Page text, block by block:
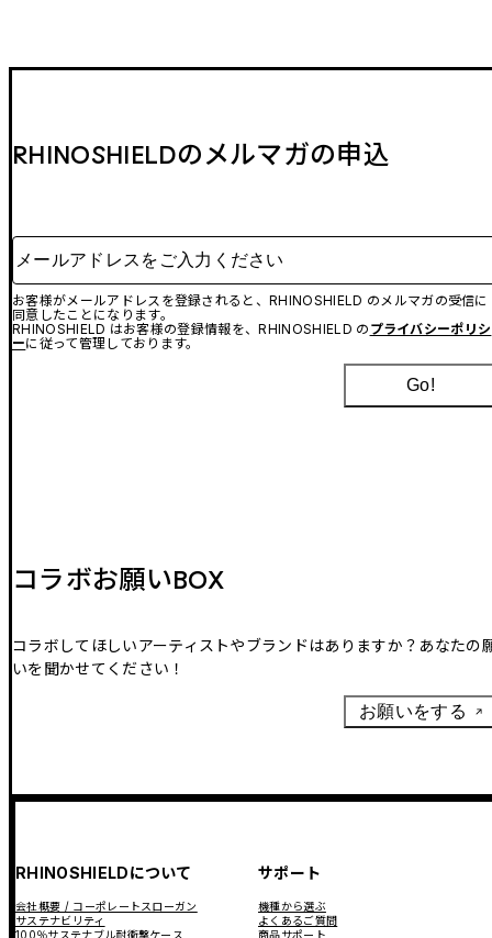
RHINOSHIELDのメルマガの申込
メールアドレスをご入力ください
お客様がメールアドレスを登録されると、RHINOSHIELD のメルマガの受信に
同意したことになります。
RHINOSHIELD はお客様の登録情報を、RHINOSHIELD の プライバシーポリシ
ーに従って管理しております。
Go!
コラボお願いBOX
コラボしてほしいアーティストやブランドはありますか？あなたの
いを聞かせてください！
お願いをする
RHINOSHIELDについて
会社概要 / コーポレートスローガン
サステナビリティ
100％サステナブル耐衝撃ケース
サポート
機種から選ぶ
よくあるご質問
商品サポート